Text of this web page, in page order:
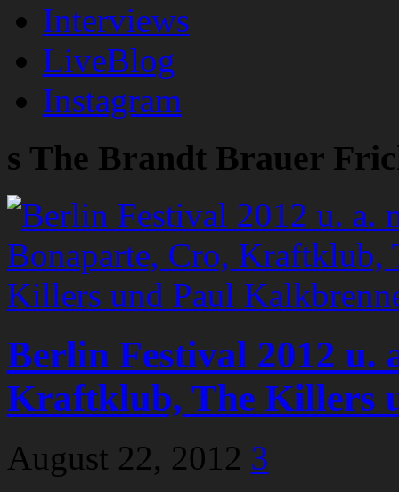
Interviews
LiveBlog
Instagram
s The Brandt Brauer
Berlin Festival 2012 u.
Kraftklub, The Killers
August 22, 2012 3